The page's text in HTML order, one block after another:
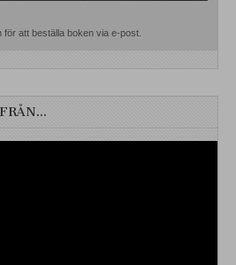
för att beställa boken via e-post.